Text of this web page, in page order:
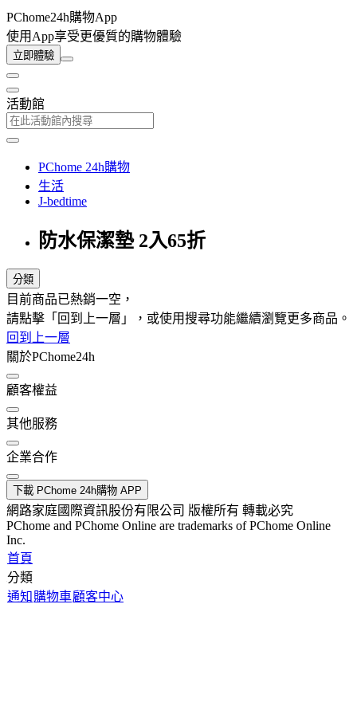
PChome24h購物App
使用App享受更優質的購物體驗
立即體驗
活動館
PChome 24h購物
生活
J-bedtime
防水保潔墊 2入65折
分類
目前商品已熱銷一空，
請點擊「回到上一層」，或使用搜尋功能繼續瀏覽更多商品。
回到上一層
關於PChome24h
顧客權益
其他服務
企業合作
下載 PChome 24h購物 APP
網路家庭國際資訊股份有限公司 版權所有 轉載必究
PChome and PChome Online are trademarks of PChome Online
Inc.
首頁
分類
通知 購物車顧客中心